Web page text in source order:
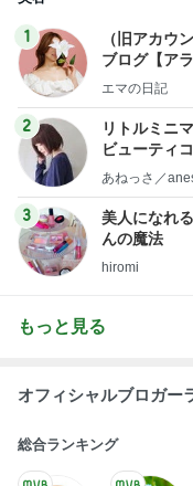
1
（旧アカウ
ブログ【ア
社売却セカン
エマの日記
2
リトルミニ
ビューティ
little
あねっさ／
3
美人になれ
んの魔法
hiromi
もっと見る
オフィシャルブロガー
総合ランキング